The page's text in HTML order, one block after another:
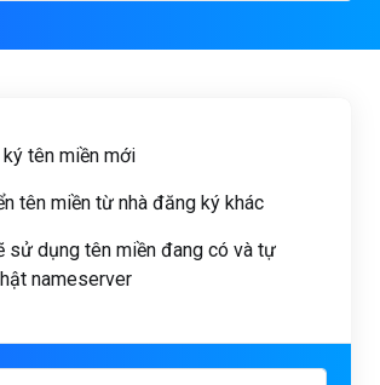
tên miền mới
tên miền từ nhà đăng ký khác
sử dụng tên miền đang có và tự
nameserver